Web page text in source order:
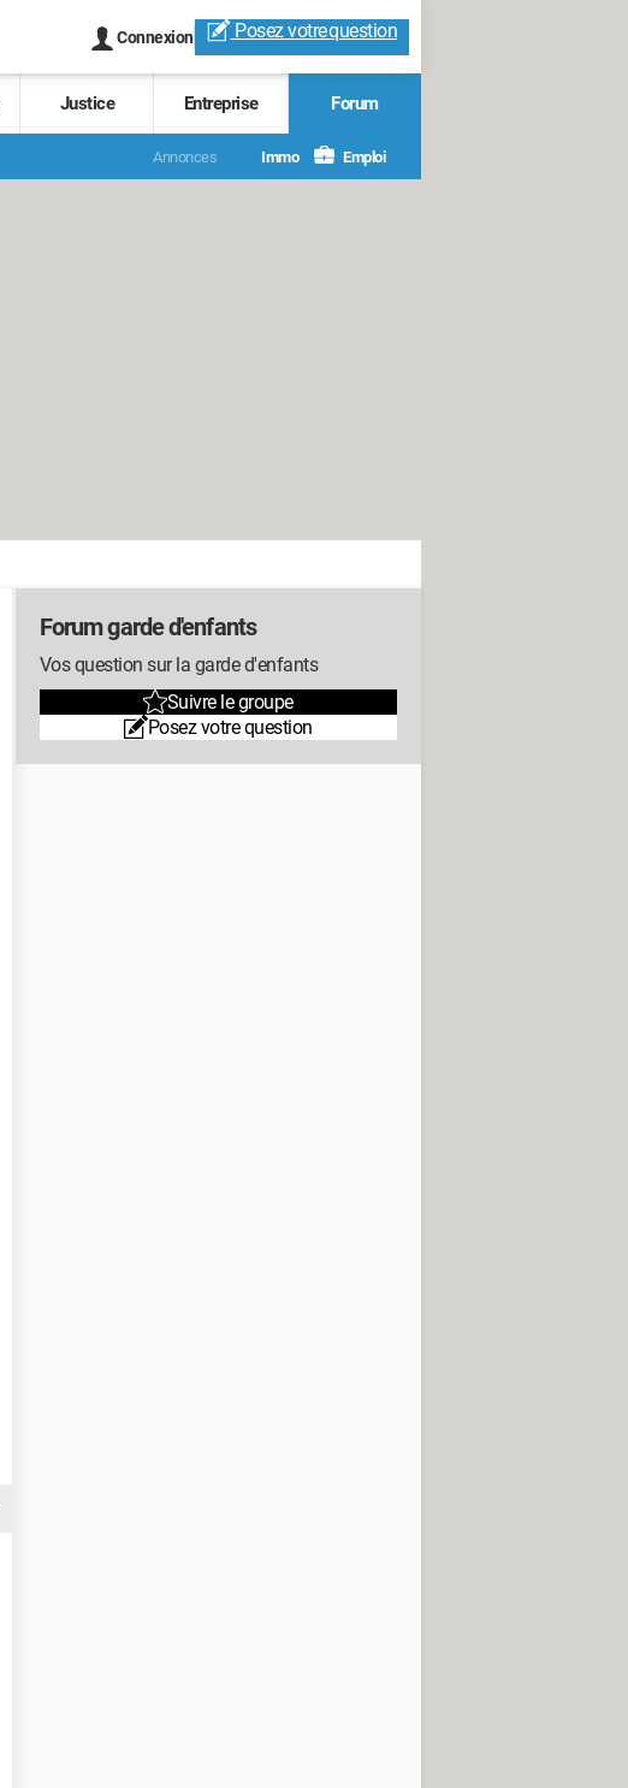
Connexion Posez votrequestion
Justice Entreprise Forum
Annonces Immo Emploi
Forum garde d'enfants
Vos question sur la garde d'enfants
Suivre le groupe
Posez votre question